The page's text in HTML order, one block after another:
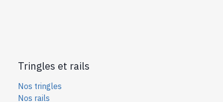
Tringles et rails
Nos tringles
Nos rails